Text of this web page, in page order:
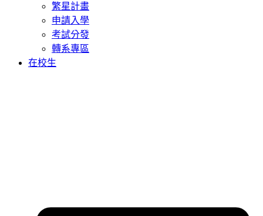
繁星計畫
申請入學
考試分發
轉系專區
在校生